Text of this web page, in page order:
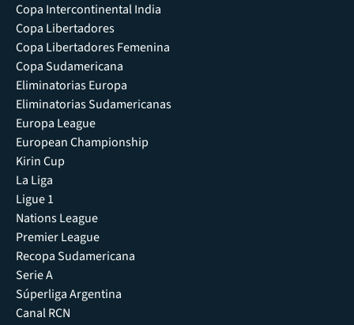
Copa Intercontinental India
Copa Libertadores
Copa Libertadores Femenina
Copa Sudamericana
Eliminatorias Europa
Eliminatorias Sudamericanas
Europa League
European Championship
Kirin Cup
La Liga
Ligue 1
Nations League
Premier League
Recopa Sudamericana
Serie A
Súperliga Argentina
Canal RCN